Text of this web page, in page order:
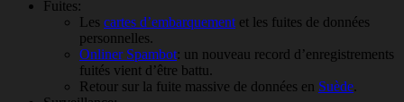
Fuites:
Les cartes d’embarquement et les fuites de données
personnelles.
Onliner Spambot: un nouveau record d’enregistrements
fuités vient d’être battu.
Retour sur la fuite massive de données en Suède.